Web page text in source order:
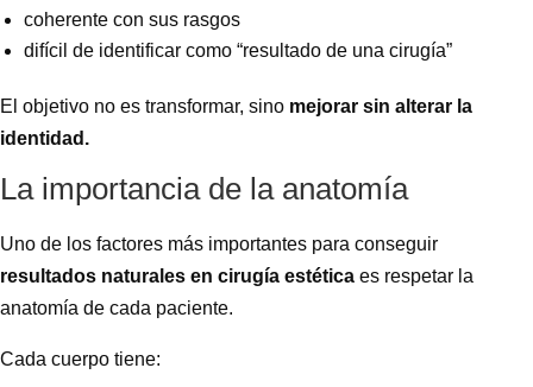
coherente con sus rasgos
difícil de identificar como “resultado de una cirugía”
El objetivo no es transformar, sino mejorar sin alterar la
identidad.
La importancia de la anatomía
Uno de los factores más importantes para conseguir
resultados naturales en cirugía estética es respetar la
anatomía de cada paciente.
Cada cuerpo tiene: